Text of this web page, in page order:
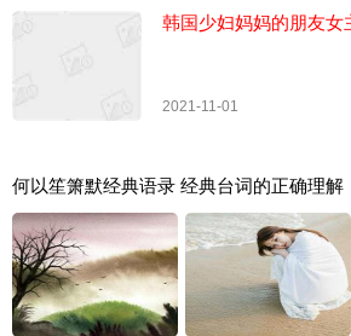
韩国少妇妈妈的朋友女
2021-11-01
何以笙箫默经典语录 经典台词的正确理解